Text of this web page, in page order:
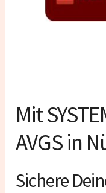
Mit
AVGS in
Sichere